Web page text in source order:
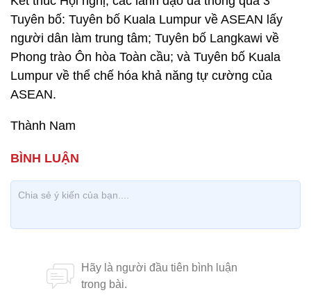
Tuyên bố: Tuyên bố Kuala Lumpur về ASEAN lấy
người dân làm trung tâm; Tuyên bố Langkawi về
Phong trào Ôn hòa Toàn cầu; và Tuyên bố Kuala
Lumpur về thể chế hóa khả năng tự cường của
ASEAN.
Thành Nam